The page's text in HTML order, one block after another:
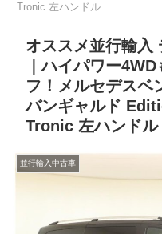
Tronic 左ハンドル
オススメ並行輸入
｜ハイパワー
フ！メルセデスベ
バンギャルド
Tronic 左ハンドル
並行輸入中古車